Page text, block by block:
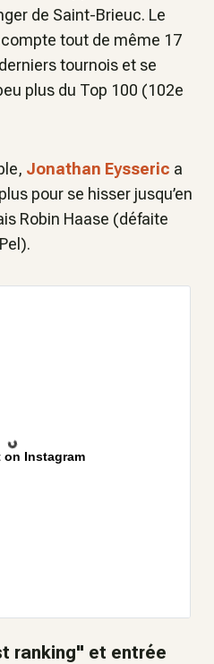
de Saint-Brieuc. Le
tout de même 17
tournois et se
plus du Top 100 (102e
Jonathan Eysseric a
pour se hisser jusqu’en
Robin Haase (défaite
on Instagram
ranking" et entrée